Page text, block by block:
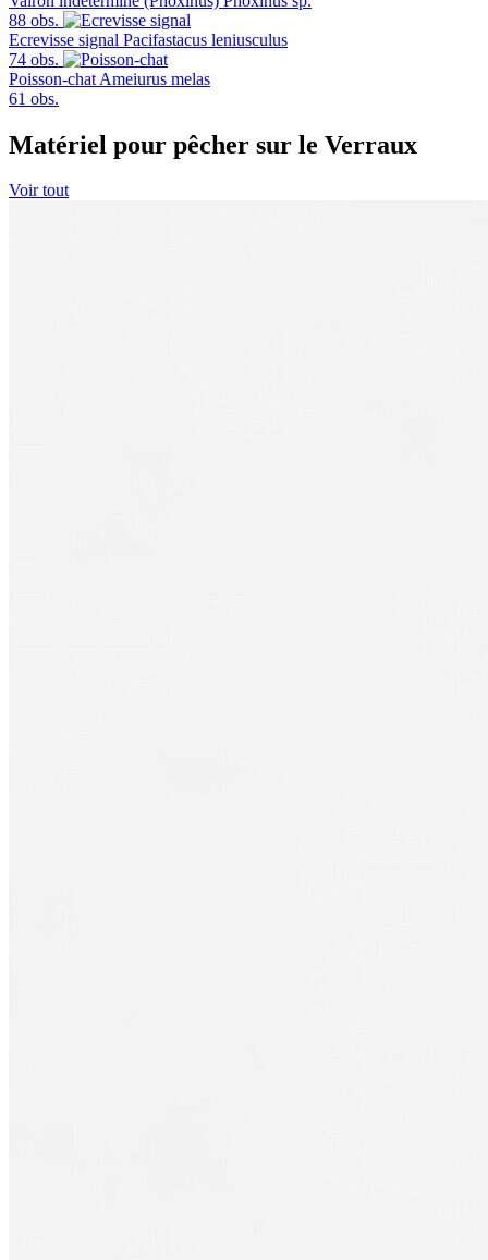
88 obs.
Ecrevisse signal Pacifastacus leniusculus
74 obs.
Poisson-chat Ameiurus melas
61 obs.
Matériel pour pêcher sur le Verraux
Voir tout